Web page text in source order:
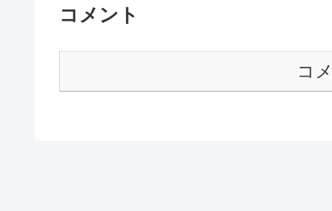
コメント
コ